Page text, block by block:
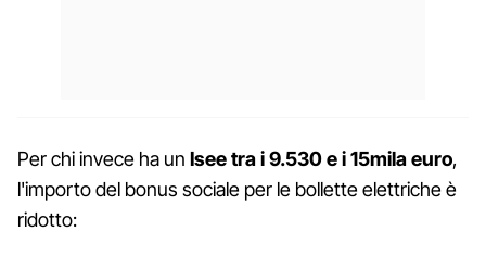
Per chi invece ha un Isee tra i 9.530 e i 15mila euro,
l'importo del bonus sociale per le bollette elettriche è
ridotto: